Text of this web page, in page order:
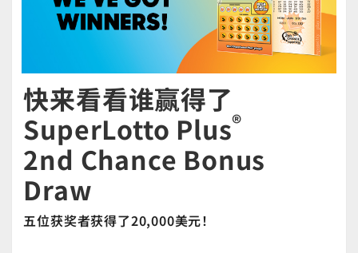
快来看看谁赢得了
SuperLotto Plus®
2nd Chance Bonus
Draw
五位获奖者获得了20,000美元！